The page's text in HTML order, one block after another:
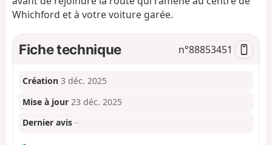
Whichford et à votre voiture garée.
Fiche technique n°88853451
Création 3 déc. 2025
Mise à jour 23 déc. 2025
Dernier avis –